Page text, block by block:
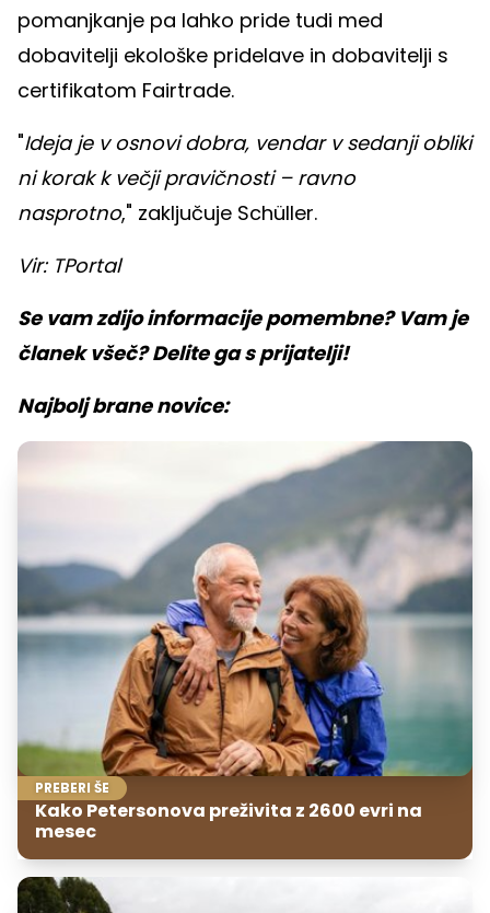
pomanjkanje pa lahko pride tudi med
dobavitelji ekološke pridelave in dobavitelji s
certifikatom Fairtrade.
"Ideja je v osnovi dobra, vendar v sedanji obliki
ni korak k večji pravičnosti – ravno
nasprotno," zaključuje Schüller.
Vir: TPortal
Se vam zdijo informacije pomembne? Vam je
članek všeč? Delite ga s prijatelji!
Najbolj brane novice:
PREBERI ŠE
Kako Petersonova preživita z 2600 evri na
mesec